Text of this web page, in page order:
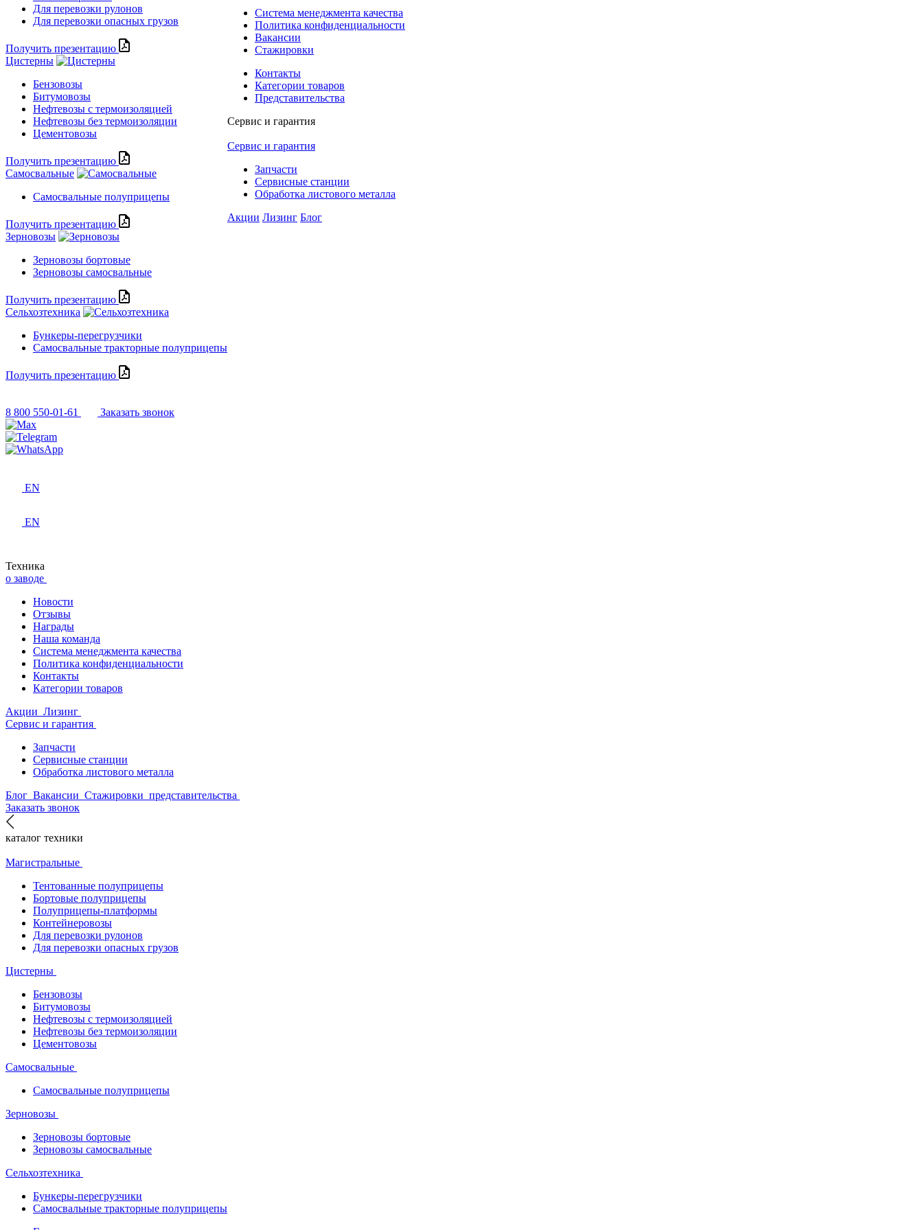
Для перевозки рулонов
Для перевозки опасных грузов
Получить презентацию
Цистерны
Бензовозы
Битумовозы
Нефтевозы с термоизоляцией
Нефтевозы без термоизоляции
Цементовозы
Получить презентацию
Самосвальные
Самосвальные полуприцепы
Получить презентацию
Зерновозы
Зерновозы бортовые
Зерновозы самосвальные
Получить презентацию
Сельхозтехника
Бункеры-перегрузчики
Самосвальные тракторные полуприцепы
Получить презентацию
Система менеджмента качества
Политика конфиденциальности
Вакансии
Стажировки
Контакты
Категории товаров
Представительства
Сервис и гарантия
Сервис и гарантия
Запчасти
Сервисные станции
Обработка листового металла
Акции Лизинг Блог
8 800 550-01-61 Заказать звонок
EN
EN
Техника
о заводе
Новости
Отзывы
Награды
Наша команда
Система менеджмента качества
Политика конфиденциальности
Контакты
Категории товаров
Акции Лизинг
Сервис и гарантия
Запчасти
Сервисные станции
Обработка листового металла
Блог Вакансии Стажировки представительства
Заказать звонок
каталог техники
Магистральные
Тентованные полуприцепы
Бортовые полуприцепы
Полуприцепы-платформы
Контейнеровозы
Для перевозки рулонов
Для перевозки опасных грузов
Цистерны
Бензовозы
Битумовозы
Нефтевозы с термоизоляцией
Нефтевозы без термоизоляции
Цементовозы
Самосвальные
Самосвальные полуприцепы
Зерновозы
Зерновозы бортовые
Зерновозы самосвальные
Сельхозтехника
Бункеры-перегрузчики
Самосвальные тракторные полуприцепы